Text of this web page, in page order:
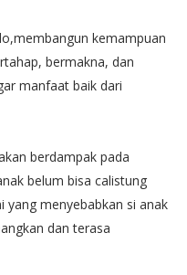
kemampuan
bermakna, dan
manfaat baik dari
berdampak pada
belum bisa calistung
yang menyebabkan si anak
dan terasa